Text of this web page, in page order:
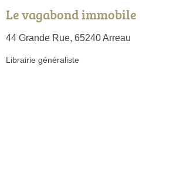
Le vagabond immobile
44 Grande Rue, 65240 Arreau
Librairie généraliste